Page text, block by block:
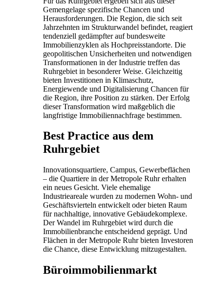
Gemengelage spezifische Chancen und
Herausforderungen. Die Region, die sich seit
Jahrzehnten im Strukturwandel befindet, reagiert
tendenziell gedämpfter auf bundesweite
Immobilienzyklen als Hochpreisstandorte. Die
geopolitischen Unsicherheiten und notwendigen
Transformationen in der Industrie treffen das
Ruhrgebiet in besonderer Weise. Gleichzeitig
bieten Investitionen in Klimaschutz,
Energiewende und Digitalisierung Chancen für
die Region, ihre Position zu stärken. Der Erfolg
dieser Transformation wird maßgeblich die
langfristige Immobiliennachfrage bestimmen.
Best Practice aus dem
Ruhrgebiet
Innovationsquartiere, Campus, Gewerbeflächen
– die Quartiere in der Metropole Ruhr erhalten
ein neues Gesicht. Viele ehemalige
Industrieareale wurden zu modernen Wohn- und
Geschäftsvierteln entwickelt oder bieten Raum
für nachhaltige, innovative Gebäudekomplexe.
Der Wandel im Ruhrgebiet wird durch die
Immobilienbranche entscheidend geprägt. Und
Flächen in der Metropole Ruhr bieten Investoren
die Chance, diese Entwicklung mitzugestalten.
Büroimmobilienmarkt